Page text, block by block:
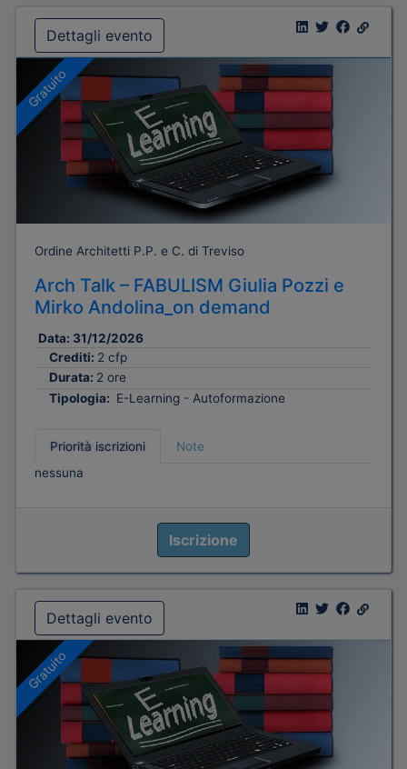
Dettagli evento
Gratuito
Ordine Architetti P.P. e C. di Treviso
Arch Talk – FABULISM Giulia Pozzi e
Mirko Andolina_on demand
Data: 31/12/2026
Crediti: 2 cfp
Durata: 2 ore
Tipologia: E-Learning - Autoformazione
Priorità iscrizioni
Note
nessuna
Iscrizione
Dettagli evento
Gratuito